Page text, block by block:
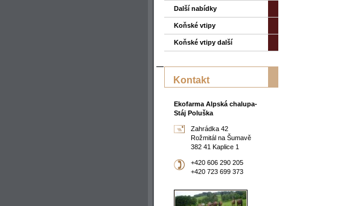
Další nabídky
Koňské vtipy
Koňské vtipy další
Kontakt
Ekofarma Alpská chalupa-
Stáj Poluška
Zahrádka 42
Rožmitál na Šumavě
382 41 Kaplice 1
+420 606 290 205
+420 723 699 373